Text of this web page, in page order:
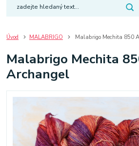
Úvod MALABRIGO Malabrigo Mechita 850
Malabrigo Mechita
Archangel